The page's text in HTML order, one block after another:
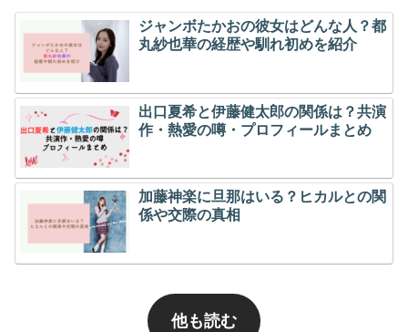
ジャンボたかおの彼女はどんな人？都
丸紗也華の経歴や馴れ初めを紹介
出口夏希と伊藤健太郎の関係は？共演
作・熱愛の噂・プロフィールまとめ
加藤神楽に旦那はいる？ヒカルとの関
係や交際の真相
他も読む